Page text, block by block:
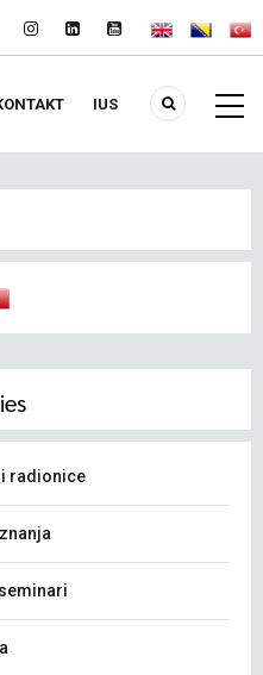
IUS
radionice